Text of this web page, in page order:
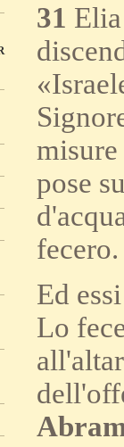
31
pose
Ed
Lo